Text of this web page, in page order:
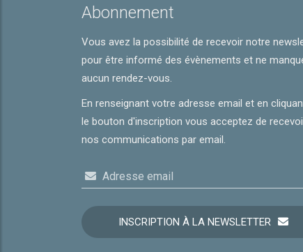
Abonnement
Vous avez la possibilité de recevoir notre
pour être informé des évènements et ne
aucun rendez-vous.
En renseignant votre adresse email et en
le bouton d'inscription vous acceptez de
nos communications par email.
Adresse email
INSCRIPTION À LA NEWSLETTER